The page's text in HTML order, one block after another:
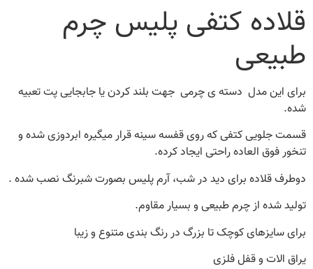
قلاده کتفی پلیس چرم
طبیعی
برای این مدل دسته ی چرمی جهت بلند کردن یا جابجایی پت تعبیه
شده.
قسمت جلویی کتفی که روی قفسه سینه قرار میگیره ابردوزی شده و
تنخور فوق العاده راحتی ایجاد کرده.
دوطرف قلاده برای دید در شب، آرم پلیس بصورت شبرنگ نصب شده .
تولید شده از چرم طبیعی و بسیار مقاوم.
برای سایزهای کوچک تا بزرگ در رنگ بندی متنوع و زیبا
یراق الات و قفل فلزی